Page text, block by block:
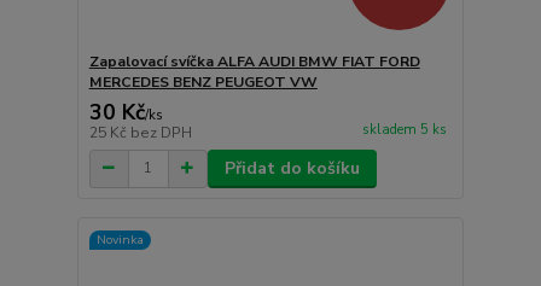
Zapalovací svíčka ALFA AUDI BMW FIAT FORD
MERCEDES BENZ PEUGEOT VW
30 Kč/ks
25 Kč bez DPH skladem 5 ks
Přidat do košíku
Novinka